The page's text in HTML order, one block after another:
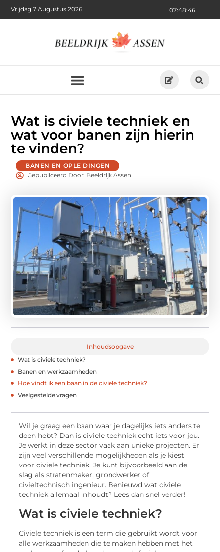
07:48:47
Vrijdag 7 Augustus 2026
Wat is civiele techniek en
wat voor banen zijn hierin
te vinden?
BANEN EN OPLEIDINGEN
Gepubliceerd Door: Beeldrijk Assen
Inhoudsopgave
Wat is civiele techniek?
Banen en werkzaamheden
Hoe vindt ik een baan in de civiele techniek?
Veelgestelde vragen
Wil je graag een baan waar je dagelijks iets anders te
doen hebt? Dan is civiele techniek echt iets voor jou.
Je werkt in deze sector vaak aan unieke projecten. Er
zijn veel verschillende mogelijkheden als je kiest
voor civiele techniek. Je kunt bijvoorbeeld aan de
slag als stratenmaker, grondwerker of
civieltechnisch ingenieur. Benieuwd wat civiele
techniek allemaal inhoudt? Lees dan snel verder!
Wat is civiele techniek?
Civiele techniek is een term die gebruikt wordt voor
alle werkzaamheden die te maken hebben met het